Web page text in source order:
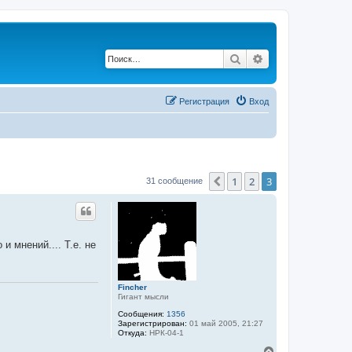
Поиск
Вход
Регистрация
31 сообщение Пред.
1 2 3
Fincher
Гигант мысли
Сообщения: 1356
Зарегистрирован: 01 май 2005, 21:27
Откуда: НРК-04-1
и мнений.... Т.е. не